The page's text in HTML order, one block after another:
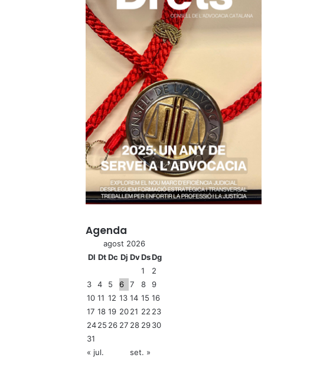
Agenda
agost 2026
Dl Dt Dc Dj DvDsDg
1
2
3
4 5 6 7 8
9
10 11 12 13 14 15 16
17 18 19 2021 22 23
2425 26 27 28 2930
31
« jul.
set. »